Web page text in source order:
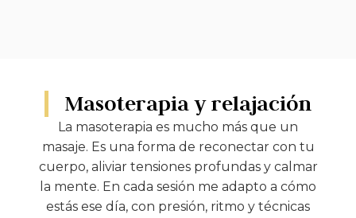
Masoterapia y relajación
La masoterapia es mucho más que un
masaje. Es una forma de reconectar con tu
cuerpo, aliviar tensiones profundas y calmar
la mente. En cada sesión me adapto a cómo
estás ese día, con presión, ritmo y técnicas